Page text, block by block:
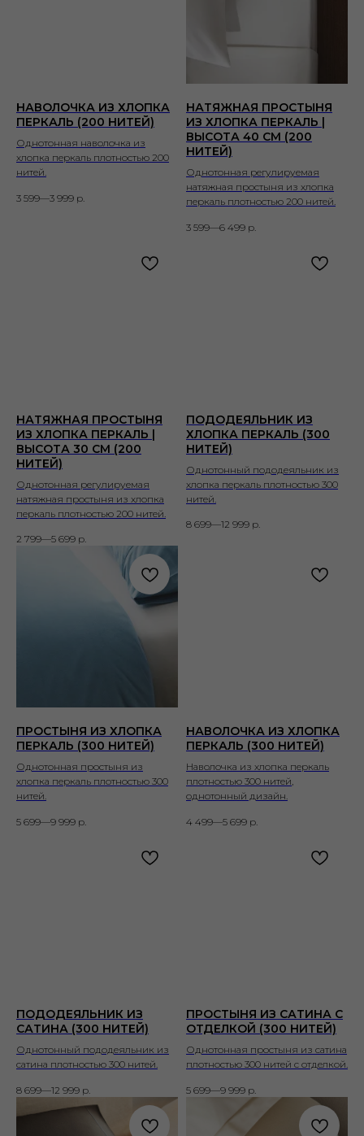
НАВОЛОЧКА ИЗ ХЛОПКА
ПЕРКАЛЬ (200 НИТЕЙ)
Однотонная наволочка из
хлопка перкаль плотностью 200
нитей.
3 599—3 999 р.
НАТЯЖНАЯ ПРОСТЫНЯ
ИЗ ХЛОПКА ПЕРКАЛЬ |
ВЫСОТА 40 СМ (200
НИТЕЙ)
Однотонная регулируемая
натяжная простыня из хлопка
перкаль плотностью 200 нитей.
3 599—6 499 р.
НАТЯЖНАЯ ПРОСТЫНЯ
ИЗ ХЛОПКА ПЕРКАЛЬ |
ВЫСОТА 30 СМ (200
НИТЕЙ)
Однотонная регулируемая
натяжная простыня из хлопка
перкаль плотностью 200 нитей.
2 799—5 699 р.
ПОДОДЕЯЛЬНИК ИЗ
ХЛОПКА ПЕРКАЛЬ (300
НИТЕЙ)
Однотонный пододеяльник из
хлопка перкаль плотностью 300
нитей.
8 699—12 999 р.
ПРОСТЫНЯ ИЗ ХЛОПКА
ПЕРКАЛЬ (300 НИТЕЙ)
Однотонная простыня из
хлопка перкаль плотностью 300
нитей.
5 699—9 999 р.
НАВОЛОЧКА ИЗ ХЛОПКА
ПЕРКАЛЬ (300 НИТЕЙ)
Наволочка из хлопка перкаль
плотностью 300 нитей,
однотонный дизайн.
4 499—5 699 р.
ПОДОДЕЯЛЬНИК ИЗ
САТИНА (300 НИТЕЙ)
Однотонный пододеяльник из
сатина плотностью 300 нитей.
8 699—12 999 р.
ПРОСТЫНЯ ИЗ САТИНА С
ОТДЕЛКОЙ (300 НИТЕЙ)
Однотонная простыня из сатина
плотностью 300 нитей с отделкой.
5 699—9 999 р.